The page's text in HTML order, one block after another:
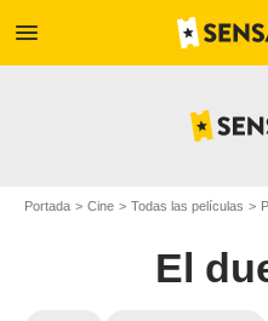
menu
Portada Cine Todas las películas
El